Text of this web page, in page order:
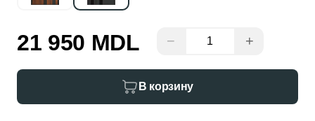
21 950 MDL − +
В корзину